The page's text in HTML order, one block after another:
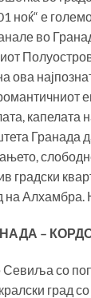
ноќ“ е
во
ова
капелата
Гранада
градски
на
–
со
град